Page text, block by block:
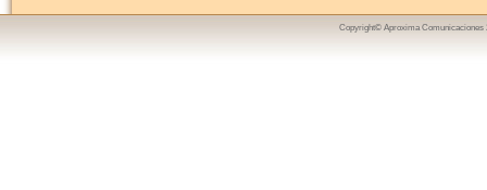
Copyright© Aproxima Comunicaciones